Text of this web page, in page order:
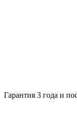
Гарантия 3 года и